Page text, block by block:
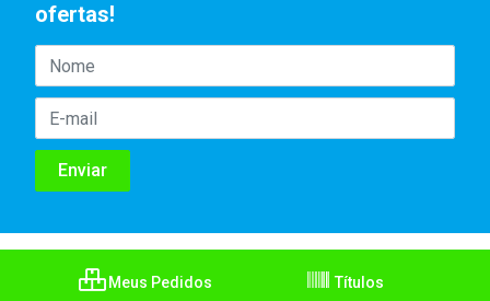
ofertas!
Meus Pedidos Títulos